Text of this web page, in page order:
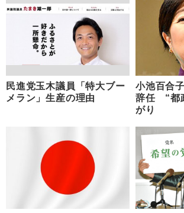
民進党玉木議員「特大ブー
メラン」生産の理由
小池百合
辞任 “都
がり